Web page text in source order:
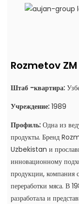
Rozmetov ZM
Штаб -квартира:
Учреждение: 1989
Профиль: Одна из
продукты. Бренд
Uzbekistan и
инновационному
продукции, компания
переработки мяса. В
разработала и